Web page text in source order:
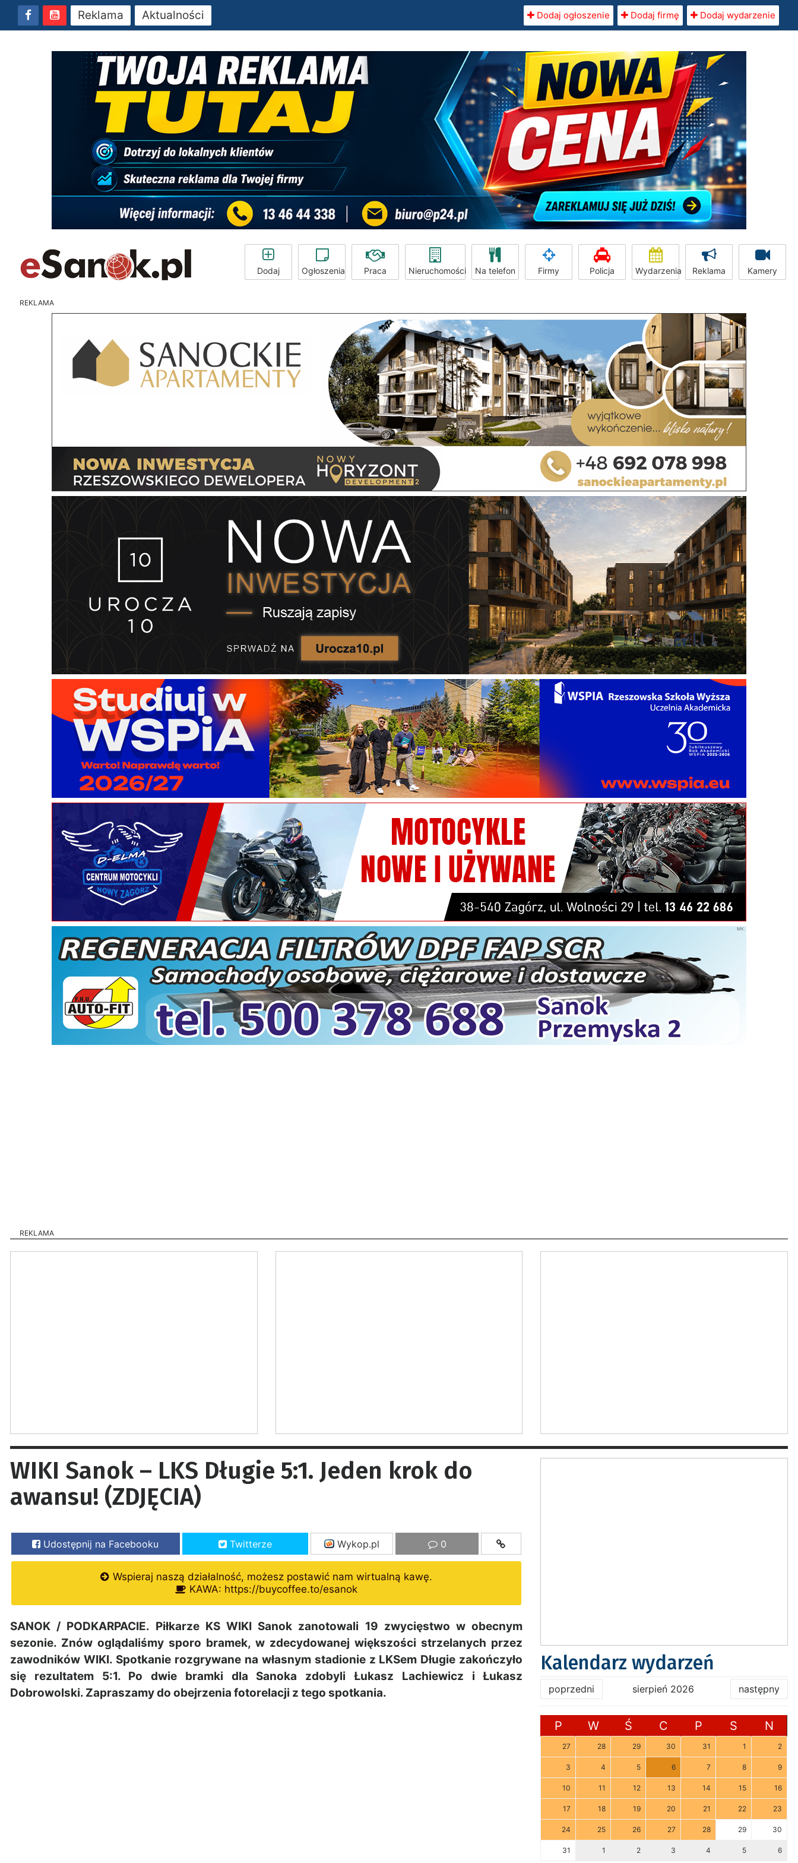
Reklama Aktualności Dodaj ogłoszenie Dodaj firmę Dodaj wydarzenie
Dodaj Ogłoszenia Praca Nieruchomości Na telefon Firmy Policja Wydarzenia Reklama Kamery
REKLAMA
REKLAMA
WIKI Sanok – LKS Długie 5:1. Jeden krok do
awansu! (ZDJĘCIA)
Udostępnij na Facebooku Twitterze Wykop.pl 0
Wspieraj naszą działalność, możesz postawić nam wirtualną kawę.
KAWA: https://buycoffee.to/esanok
SANOK / PODKARPACIE. Piłkarze KS WIKI Sanok zanotowali 19 zwycięstwo w obecnym
sezonie. Znów oglądaliśmy sporo bramek, w zdecydowanej większości strzelanych przez
zawodników WIKI. Spotkanie rozgrywane na własnym stadionie z LKSem Długie zakończyło
się rezultatem 5:1. Po dwie bramki dla Sanoka zdobyli Łukasz Lachiewicz i Łukasz
Dobrowolski. Zapraszamy do obejrzenia fotorelacji z tego spotkania.
Kalendarz wydarzeń
poprzedni sierpień 2026 następny
P W Ś C P S N
27 28 29 30 31 1 2
3 4 5 6 7 8 9
10 11 12 13 14 15 16
17 18 19 20 21 22 23
24 25 26 27 28 29 30
31 1 2 3 4 5 6